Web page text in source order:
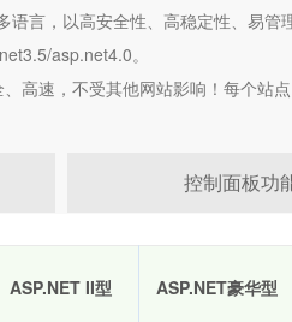
语言，以高安全性、高稳定性、易
asp.net4.0。
高速，不受其他网站影响！每个站
控制面板功
ASP.NET II型 ASP.NET豪华型